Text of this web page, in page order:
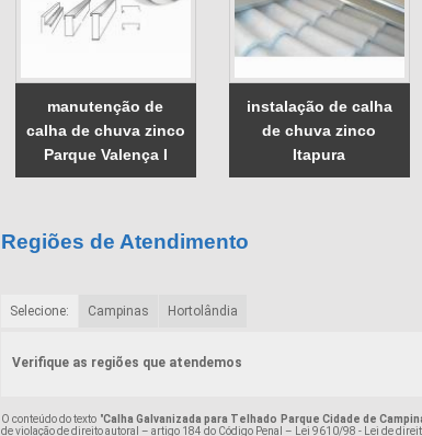
manutenção de
calha de chuva zinco
Parque Valença I
instalação de calha
de chuva zinco
Itapura
Regiões de Atendimento
Selecione: Campinas Hortolândia
Verifique as regiões que atendemos
O conteúdo do texto "Calha Galvanizada para Telhado Parque Cidade de
de violação de direito autoral – artigo 184 do Código Penal – Lei 9610/98 - Lei de